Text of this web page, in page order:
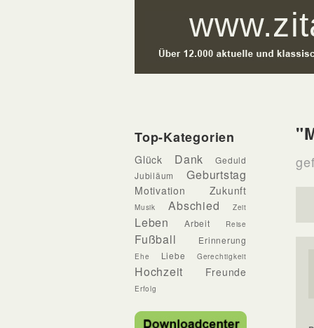
Top-Kategorien
Glück Dank
Geduld
Jubiläum
Geburtstag
Motivation Zukunft
Musik Abschied Zeit
Leben Arbeit Reise
Fußball Erinnerung
Ehe Liebe Gerechtigkeit
Hochzeit Freunde
Erfolg